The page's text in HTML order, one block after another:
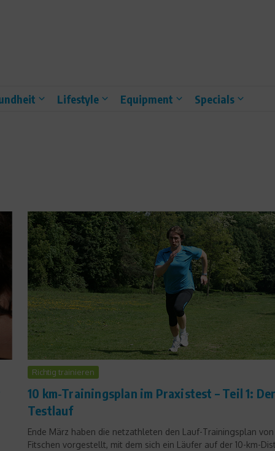
Lifestyle Equipment Specials
Richtig trainieren
10 km-Trainingsplan im Praxistest – Teil 1:
Testlauf
Ende März haben die netzathleten den Lauf-Trainingsplan von
Fitschen vorgestellt, mit dem sich ein Läufer auf der 10-km-